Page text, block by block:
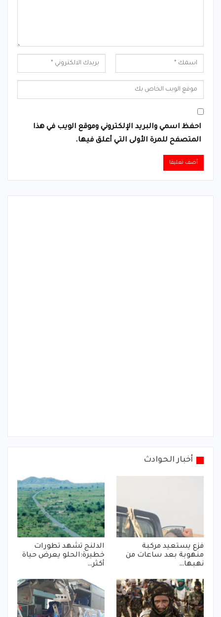
احفظ اسمي والبريد الإلكتروني وموقع الويب في هذا
المتصفح للمرة الأولى التي أعلق فيها.
أخبار الحوادث
فزع يستعيد مركبة
منهوبة بعد ساعات من
نهبها…
الدلنج تشهد تطورات
خطيرة:الحلو يعرض حياة
أكثر…